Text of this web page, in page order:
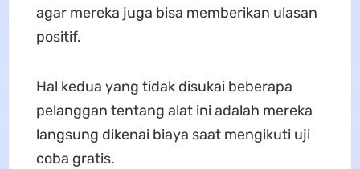
agar mereka juga bisa memberikan ulasan
positif.
Hal kedua yang tidak disukai beberapa
pelanggan tentang alat ini adalah mereka
langsung dikenai biaya saat mengikuti uji
coba gratis.